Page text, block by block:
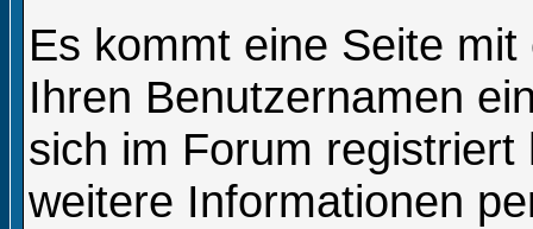
Es kommt eine Seite
Ihren Benutzernamen
sich im Forum
weitere Informationen